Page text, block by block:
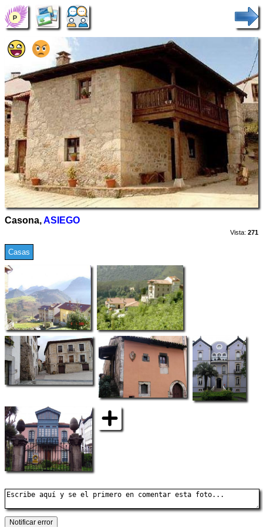
Casona,ASIEGO
Vista: 271
Casas